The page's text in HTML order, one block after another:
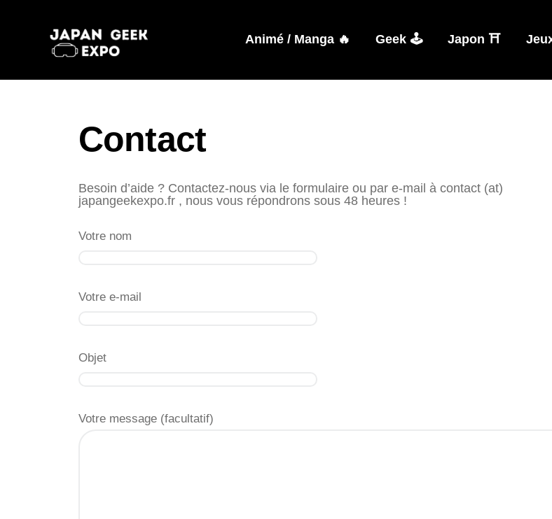
Animé / Manga 🔥 Geek 🕹️ Japon ⛩️
Contact
Besoin d’aide ? Contactez-nous via le formulaire ou par e-mail à contact (at)
japangeekexpo.fr , nous vous répondrons sous 48 heures !
Votre nom
Votre e-mail
Objet
Votre message (facultatif)